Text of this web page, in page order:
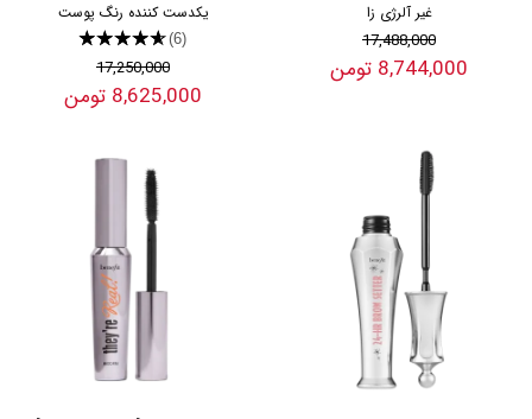
غیر آلرژی زا
17,488,000
8,744,000 تومن
یکدست کننده رنگ پوست
★★★★★(6)
17,250,000
8,625,000 تومن